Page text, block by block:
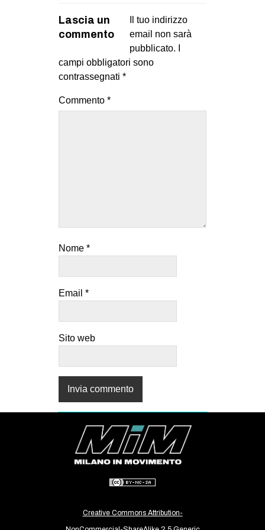
EVENTI
in
Fb
Lascia un
commento
Il tuo indirizzo
email non sarà
pubblicato.
campi obbligatori sono
contrassegnati *
Commento *
Nome *
Email *
Sito web
Creative Commons Attribution-